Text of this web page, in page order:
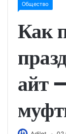
Общество
Как
айт